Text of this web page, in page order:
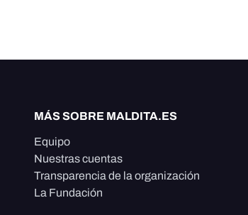
MÁS SOBRE MALDITA.ES
Equipo
Nuestras cuentas
Transparencia de la organización
La Fundación